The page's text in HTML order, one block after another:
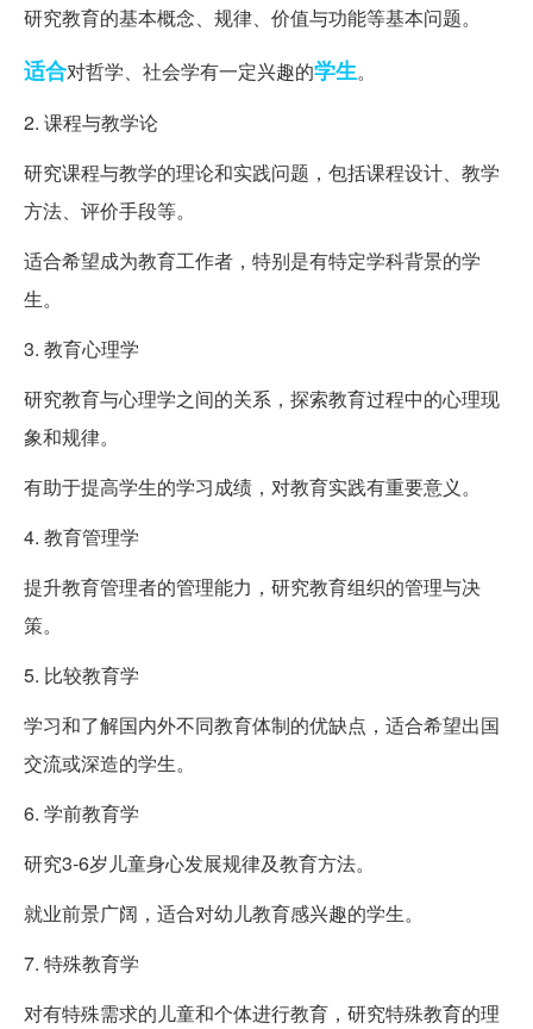
研究教育的基本概念、规律、价值与功能等基本问题。
适合对哲学、社会学有一定兴趣的学生。
2. 课程与教学论
研究课程与教学的理论和实践问题，包括课程设计、教学
方法、评价手段等。
适合希望成为教育工作者，特别是有特定学科背景的学
生。
3. 教育心理学
研究教育与心理学之间的关系，探索教育过程中的心理现
象和规律。
有助于提高学生的学习成绩，对教育实践有重要意义。
4. 教育管理学
提升教育管理者的管理能力，研究教育组织的管理与决
策。
5. 比较教育学
学习和了解国内外不同教育体制的优缺点，适合希望出国
交流或深造的学生。
6. 学前教育学
研究3-6岁儿童身心发展规律及教育方法。
就业前景广阔，适合对幼儿教育感兴趣的学生。
7. 特殊教育学
对有特殊需求的儿童和个体进行教育，研究特殊教育的理